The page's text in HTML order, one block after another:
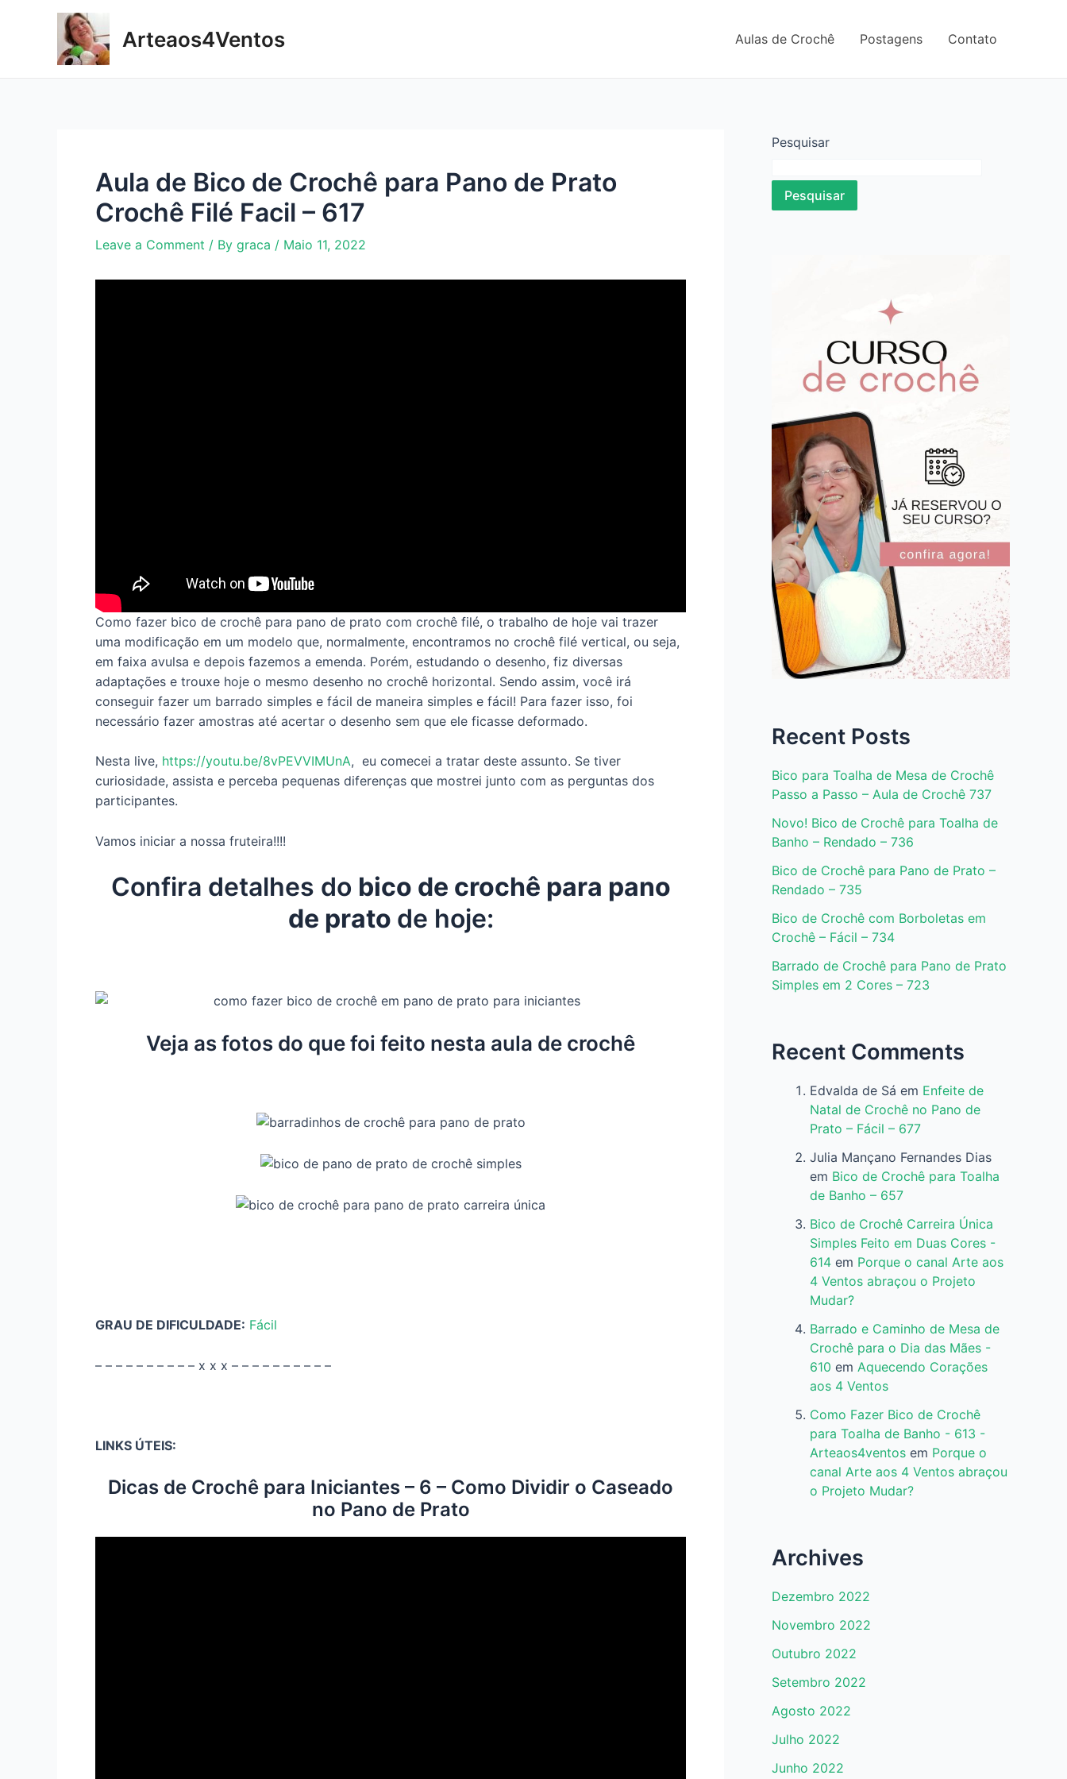
Arteaos4Ventos Aulas de Crochê Postagens Contato
Aula de Bico de Crochê para Pano de Prato
Crochê Filé Facil – 617
Leave a Comment / By graca / Maio 11, 2022
Como fazer bico de crochê para pano de prato com crochê filé, o trabalho de hoje vai trazer
uma modificação em um modelo que, normalmente, encontramos no crochê filé vertical, ou seja,
em faixa avulsa e depois fazemos a emenda. Porém, estudando o desenho, fiz diversas
adaptações e trouxe hoje o mesmo desenho no crochê horizontal. Sendo assim, você irá
conseguir fazer um barrado simples e fácil de maneira simples e fácil! Para fazer isso, foi
necessário fazer amostras até acertar o desenho sem que ele ficasse deformado.
Nesta live, https://youtu.be/8vPEVVIMUnA, eu comecei a tratar deste assunto. Se tiver
curiosidade, assista e perceba pequenas diferenças que mostrei junto com as perguntas dos
participantes.
Vamos iniciar a nossa fruteira!!!!
Confira detalhes do bico de crochê para pano
de prato de hoje:
Veja as fotos do que foi feito nesta aula de crochê
GRAU DE DIFICULDADE: Fácil
– – – – – – – – – – x x x – – – – – – – – – –
LINKS ÚTEIS:
Dicas de Crochê para Iniciantes – 6 – Como Dividir o Caseado
no Pano de Prato
Pesquisar
Pesquisar
Recent Posts
Bico para Toalha de Mesa de Crochê
Passo a Passo – Aula de Crochê 737
Novo! Bico de Crochê para Toalha de
Banho – Rendado – 736
Bico de Crochê para Pano de Prato –
Rendado – 735
Bico de Crochê com Borboletas em
Crochê – Fácil – 734
Barrado de Crochê para Pano de Prato
Simples em 2 Cores – 723
Recent Comments
Edvalda de Sá em Enfeite de
Natal de Crochê no Pano de
Prato – Fácil – 677
Julia Mançano Fernandes Dias
em Bico de Crochê para Toalha
de Banho – 657
Bico de Crochê Carreira Única
Simples Feito em Duas Cores -
614 em Porque o canal Arte aos
4 Ventos abraçou o Projeto
Mudar?
Barrado e Caminho de Mesa de
Crochê para o Dia das Mães -
610 em Aquecendo Corações
aos 4 Ventos
Como Fazer Bico de Crochê
para Toalha de Banho - 613 -
Arteaos4ventos em Porque o
canal Arte aos 4 Ventos abraçou
o Projeto Mudar?
Archives
Dezembro 2022
Novembro 2022
Outubro 2022
Setembro 2022
Agosto 2022
Julho 2022
Junho 2022